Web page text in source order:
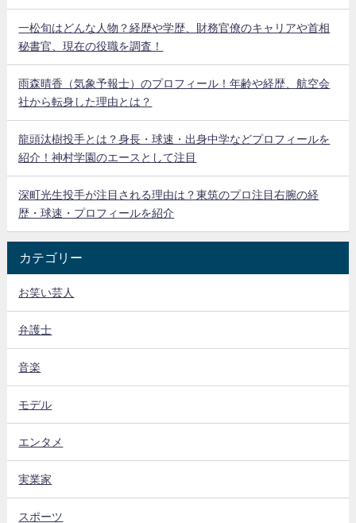
一松旬はどんな人物？経歴や学歴、財務官僚のキャリアや首相
秘書官、現在の役職を調査！
雨森晴香（気象予報士）のプロフィール！年齢や経歴、航空会
社から転身した理由とは？
龍頭汰樹投手とは？身長・球速・出身中学などプロフィールを
紹介！神村学園のエースとして注目
深町光生投手が注目される理由は？東筑のプロ注目右腕の経
歴・球速・プロフィールを紹介
カテゴリー
お笑い芸人
弁護士
音楽
モデル
エンタメ
実業家
スポーツ